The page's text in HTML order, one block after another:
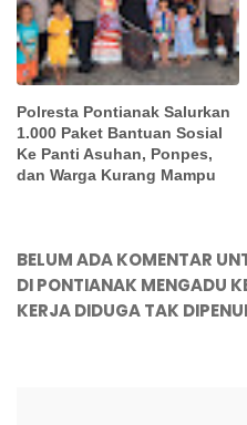
Polresta Pontianak Salurkan
1.000 Paket Bantuan Sosial
Ke Panti Asuhan, Ponpes,
dan Warga Kurang Mampu
BELUM ADA KOMENTAR
DI PONTIANAK MENGADU
KERJA DIDUGA TAK